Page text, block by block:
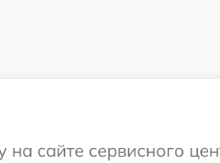
сайте сервисного